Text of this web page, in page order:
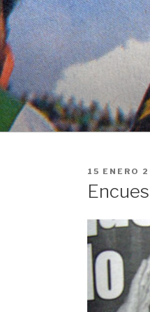
Ir
al
contenido
EN
15 ENERO